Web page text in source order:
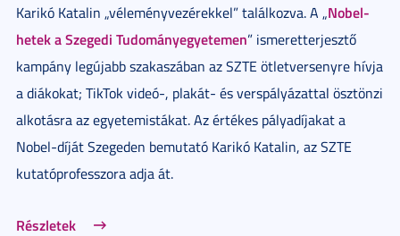
Karikó Katalin „véleményvezérekkel” találkozva. A „Nobel-
hetek a Szegedi Tudományegyetemen” ismeretterjesztő
kampány legújabb szakaszában az SZTE ötletversenyre hívja
a diákokat; TikTok videó-, plakát- és verspályázattal ösztönzi
alkotásra az egyetemistákat. Az értékes pályadíjakat a
Nobel-díját Szegeden bemutató Karikó Katalin, az SZTE
kutatóprofesszora adja át.
Részletek